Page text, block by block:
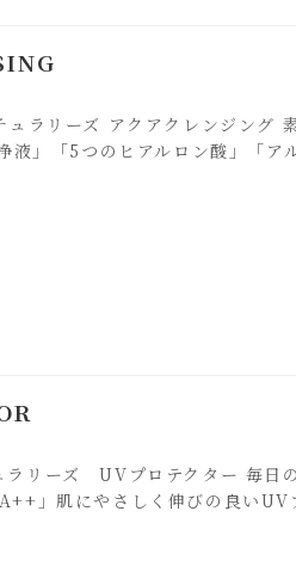
リーズ アクアクレンジング
液」「5つのヒアルロン酸」「ア
リーズ UVプロテクター 毎日
」肌にやさしく伸びの良いUV